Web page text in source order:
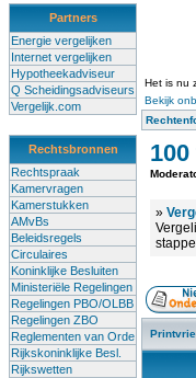
Partners
Energie vergelijken
Internet vergelijken
Hypotheekadviseur
Q Scheidingsadviseurs
Vergelijk.com
Rechtsbronnen
Rechtspraak
Kamervragen
Kamerstukken
AMvBs
Beleidsregels
Circulaires
Koninklijke Besluiten
Ministeriële Regelingen
Regelingen PBO/OLBB
Regelingen ZBO
Reglementen van Orde
Rijkskoninklijke Besl.
Rijkswetten
Het is nu
Bekijk
»